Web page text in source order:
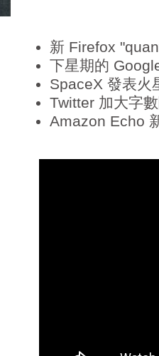
新 Firefox
下星期的
SpaceX 發表火
Twitter 加大字數
Amazon Echo